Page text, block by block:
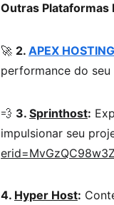
Outras Plataformas
🚀 2. APEX HOSTING
performance do
💨 3. Sprinthost:
impulsionar seu
4. Hyper Host: